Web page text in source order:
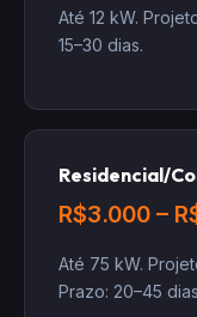
Até 12 kW.
15–30 dias.
Residencial/
R$3.000 –
Até 75 kW.
Prazo: 20–45